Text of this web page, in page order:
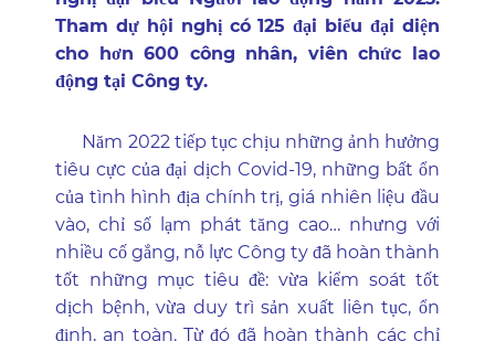
Tham dự hội nghị có 125 đại biểu đại diện
cho hơn 600 công nhân, viên chức lao
động tại Công ty.
Năm 2022 tiếp tục chịu những ảnh hưởng
tiêu cực của đại dịch Covid-19, những bất ổn
của tình hình địa chính trị, giá nhiên liệu đầu
vào, chỉ số lạm phát tăng cao… nhưng với
nhiều cố gắng, nỗ lực Công ty đã hoàn thành
tốt những mục tiêu đề: vừa kiểm soát tốt
dịch bệnh, vừa duy trì sản xuất liên tục, ổn
định, an toàn. Từ đó đã hoàn thành các chỉ